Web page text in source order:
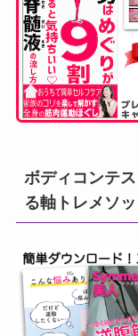
ボディコンテ
る軸トレメソ